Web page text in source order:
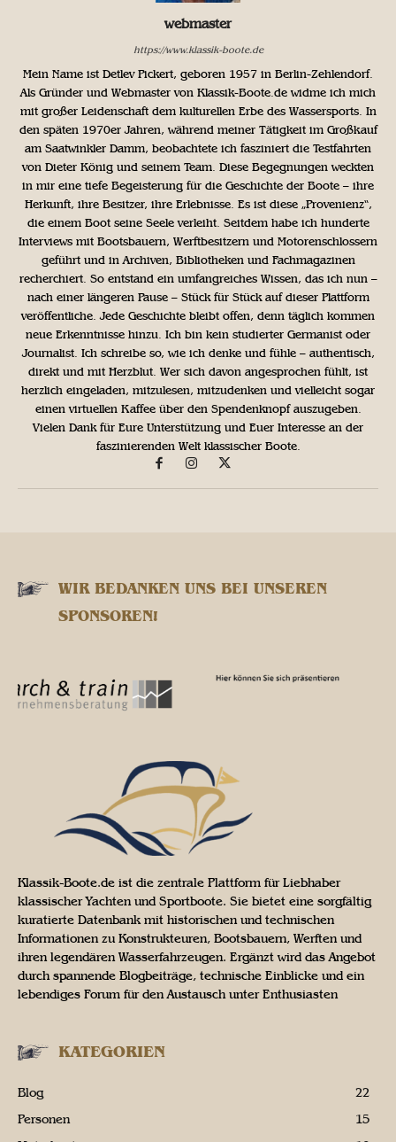
webmaster
https://www.klassik-boote.de
Mein Name ist Detlev Pickert, geboren 1957 in Berlin-Zehlendorf.
Als Gründer und Webmaster von Klassik-Boote.de widme ich mich
mit großer Leidenschaft dem kulturellen Erbe des Wassersports. In
den späten 1970er Jahren, während meiner Tätigkeit im Großkauf
am Saatwinkler Damm, beobachtete ich fasziniert die Testfahrten
von Dieter König und seinem Team. Diese Begegnungen weckten
in mir eine tiefe Begeisterung für die Geschichte der Boote – ihre
Herkunft, ihre Besitzer, ihre Erlebnisse. Es ist diese „Provenienz“,
die einem Boot seine Seele verleiht. Seitdem habe ich hunderte
Interviews mit Bootsbauern, Werftbesitzern und Motorenschlossern
geführt und in Archiven, Bibliotheken und Fachmagazinen
recherchiert. So entstand ein umfangreiches Wissen, das ich nun –
nach einer längeren Pause – Stück für Stück auf dieser Plattform
veröffentliche. Jede Geschichte bleibt offen, denn täglich kommen
neue Erkenntnisse hinzu. Ich bin kein studierter Germanist oder
Journalist. Ich schreibe so, wie ich denke und fühle – authentisch,
direkt und mit Herzblut. Wer sich davon angesprochen fühlt, ist
herzlich eingeladen, mitzulesen, mitzudenken und vielleicht sogar
einen virtuellen Kaffee über den Spendenknopf auszugeben.
Vielen Dank für Eure Unterstützung und Euer Interesse an der
faszinierenden Welt klassischer Boote.
WIR BEDANKEN UNS BEI UNSEREN
SPONSOREN!
Klassik-Boote.de ist die zentrale Plattform für Liebhaber
klassischer Yachten und Sportboote. Sie bietet eine sorgfältig
kuratierte Datenbank mit historischen und technischen
Informationen zu Konstrukteuren, Bootsbauern, Werften und
ihren legendären Wasserfahrzeugen. Ergänzt wird das Angebot
durch spannende Blogbeiträge, technische Einblicke und ein
lebendiges Forum für den Austausch unter Enthusiasten
KATEGORIEN
Blog
22
Personen
15